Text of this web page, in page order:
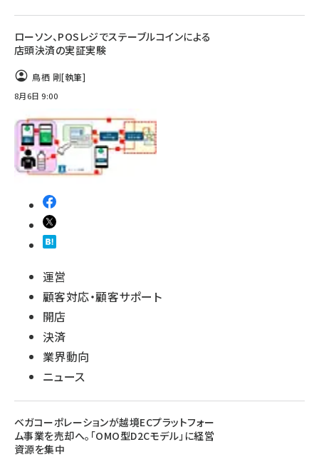
ローソン、POSレジでステーブルコインによる
店頭決済の実証実験
鳥栖 剛[執筆]
8月6日 9:00
運営
顧客対応・顧客サポート
開店
決済
業界動向
ニュース
ベガコーポレーションが越境ECプラットフォー
ム事業を売却へ。「OMO型D2Cモデル」に経営
資源を集中